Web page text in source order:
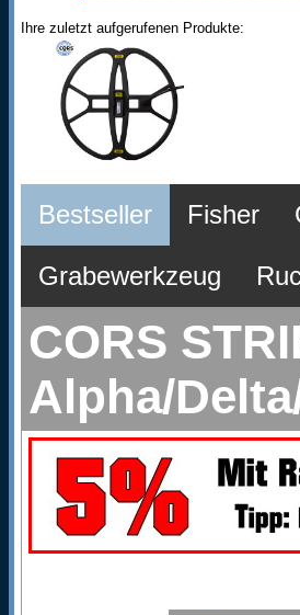
Ihre zuletzt aufgerufenen Produkte:
Bestseller Fisher
Grabewerkzeug
CORS
Alpha/